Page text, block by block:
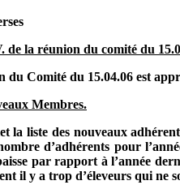
de la réunion du comité du
du Comité du 15.04.06 est
Membres.
la liste des nouveaux
d’adhérents pour
par rapport à l’année
il y a trop d’éleveurs qui ne